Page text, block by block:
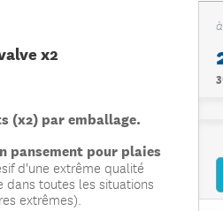
x2
(x2) par emballage.
pansement pour plaies
d'une extrême qualité
toutes les situations
extrêmes).